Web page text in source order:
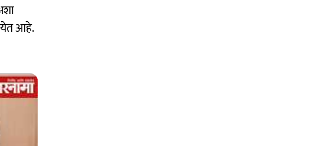
येत आहे.